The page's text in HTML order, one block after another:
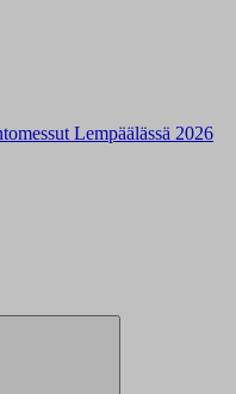
Lempäälässä 2026